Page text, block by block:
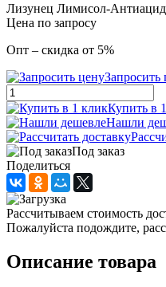
Лизунец Лимисол-
Цена по запросу
Опт – скидка от 5%
Запросить
Купить в
Нашли
Под заказ
Поделиться
Рассчитываем стоимость
Пожалуйста подождите,
Описание товара